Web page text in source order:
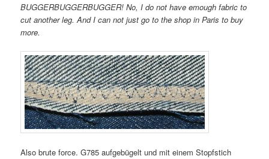
BUGGERBUGGERBUGGER! No, I do not have emough fabric to
cut another leg. And I can not just go to the shop in Paris to buy
more.
Also brute force. G785 aufgebügelt und mit einem Stopfstich